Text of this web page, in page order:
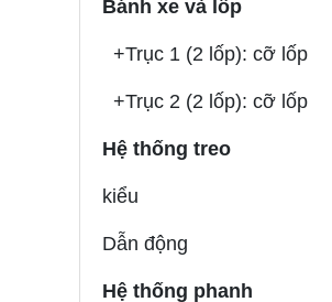
Bánh xe và lốp
+Trục 1 (2 lốp): cỡ lốp
+Trục 2 (2 lốp): cỡ lốp
Hệ thống treo
kiểu
Dẫn động
Hệ thống phanh